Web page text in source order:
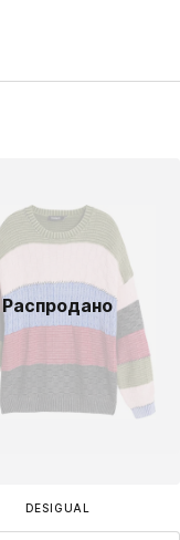
Распродано
DESIGUAL